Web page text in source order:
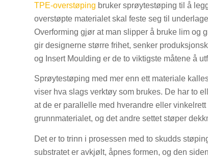
TPE-overstøping bruker sprøytestøping til å
overstøpte materialet skal feste seg til
Overforming gjør at man slipper å bruke lim og
gir designerne større frihet, senker
og Insert Moulding er de to viktigste måtene å
Sprøytestøping med mer enn ett materiale
viser hva slags verktøy som brukes. De har to
at de er parallelle med hverandre eller
grunnmaterialet, og det andre settet støper
Det er to trinn i prosessen med to skudds
substratet er avkjølt, åpnes formen, og den